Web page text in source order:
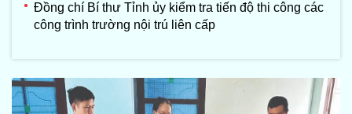
Đồng chí Bí thư Tỉnh ủy kiểm tra tiến độ thi công các
công trình trường nội trú liên cấp